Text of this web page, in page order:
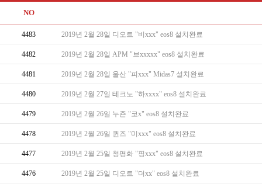
NO
4483 2019년 2월 28일 디오트 "비xxx" eos8 설치완료
4482 2019년 2월 28일 APM "브xxxxx" eos8 설치완료
4481 2019년 2월 28일 울산 "피xxx" Midas7 설치완료
4480 2019년 2월 27일 테크노 "하xxxx" eos8 설치완료
4479 2019년 2월 26일 누죤 "코x" eos8 설치완료
4478 2019년 2월 26일 퀸즈 "미xxx" eos8 설치완료
4477 2019년 2월 25일 청평화 "핑xxx" eos8 설치완료
4476 2019년 2월 25일 디오트 "더xx" eos8 설치완료